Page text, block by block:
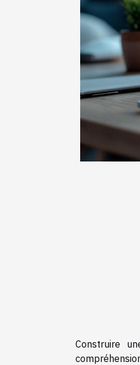
Construire